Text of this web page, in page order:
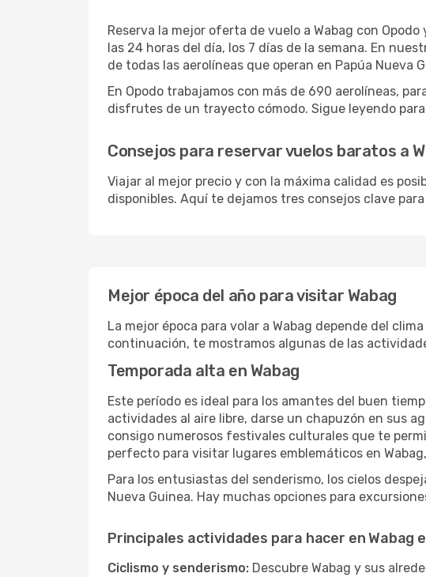
Reserva la mejor oferta de vuelo a Wabag con
las 24 horas del día, los 7 días de la semana. En
de todas las aerolíneas que operan en Papúa Nueva
En Opodo trabajamos con más de 690 aerolíneas,
disfrutes de un trayecto cómodo. Sigue leyendo
Consejos para reservar vuelos baratos a
Viajar al mejor precio y con la máxima calidad es
disponibles. Aquí te dejamos tres consejos clave
Mejor época del año para visitar Wabag
La mejor época para volar a Wabag depende del
continuación, te mostramos algunas de las
Temporada alta en Wabag
Este período es ideal para los amantes del buen
actividades al aire libre, darse un chapuzón en sus
consigo numerosos festivales culturales que te
perfecto para visitar lugares emblemáticos en
Para los entusiastas del senderismo, los cielos
Nueva Guinea. Hay muchas opciones para
Principales actividades para hacer en Wabag
Ciclismo y senderismo: Descubre Wabag y sus